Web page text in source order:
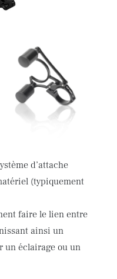
d’attache
(typiquement
faire le lien entre
ainsi un
un éclairage ou un